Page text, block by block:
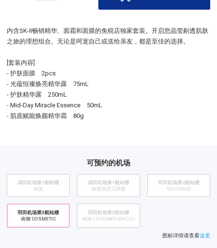
内含SK-II畅销精华、面霜和面膜的免税店独家套装。开启您晶莹剔透肌肤
之旅的理想组合。无论是呵宠自己或送给亲友，都是至佳的选择。
[套装内容]
- 护肤面膜 2pcs
- 光蕴恒璨焕亮精华露 75mL
- 护肤精华露 250mL
- Mid-Day Miracle Essence 50mL
- 肌底赋能焕颜精华霜 80g
可预约的机场
成田机场第1航站楼
南翼
成田机场第1航站楼
南翼第四卫星楼
​羽田机场第2航站楼
SOUVENIR
羽田机场第3航站楼
南侧 COSMETIC
羽田机场第3航站楼
南侧 LIQUOR&TOBACCO
图标详情请查看这里